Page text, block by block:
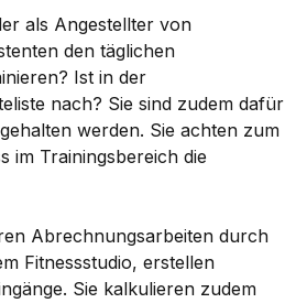
als Angestellter von
den täglichen
Ist in der
nach? Sie sind zudem dafür
werden. Sie achten zum
im Trainingsbereich die
Abrechnungsarbeiten durch
Fitnessstudio, erstellen
Sie kalkulieren zudem